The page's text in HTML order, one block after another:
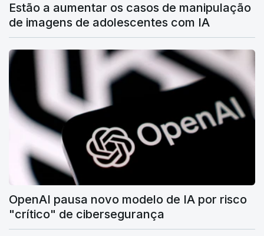
Estão a aumentar os casos de manipulação
de imagens de adolescentes com IA
OpenAI pausa novo modelo de IA por risco
"crítico" de cibersegurança